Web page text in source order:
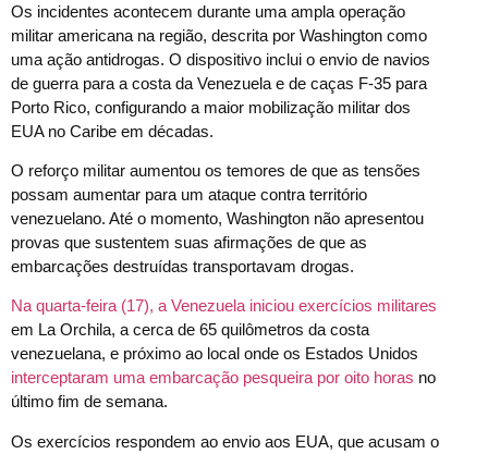
Os incidentes acontecem durante uma ampla operação
militar americana na região, descrita por Washington como
uma ação antidrogas. O dispositivo inclui o envio de navios
de guerra para a costa da Venezuela e de caças F-35 para
Porto Rico, configurando a maior mobilização militar dos
EUA no Caribe em décadas.
O reforço militar aumentou os temores de que as tensões
possam aumentar para um ataque contra território
venezuelano. Até o momento, Washington não apresentou
provas que sustentem suas afirmações de que as
embarcações destruídas transportavam drogas.
Na quarta-feira (17), a Venezuela iniciou exercícios militares
em La Orchila, a cerca de 65 quilômetros da costa
venezuelana, e próximo ao local onde os Estados Unidos
interceptaram uma embarcação pesqueira por oito horas no
último fim de semana.
Os exercícios respondem ao envio aos EUA, que acusam o